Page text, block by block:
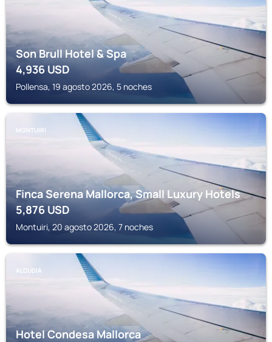
Son Brull Hotel & Spa
4,936 USD
Pollensa, 19 agosto 2026, 5 noches
MONTUIRI
Finca Serena Mallorca, Small Luxury Hotels
5,876USD
Montuiri, 20 agosto 2026, 7 noches
ALCUDIA
Hotel Condesa Mallorca